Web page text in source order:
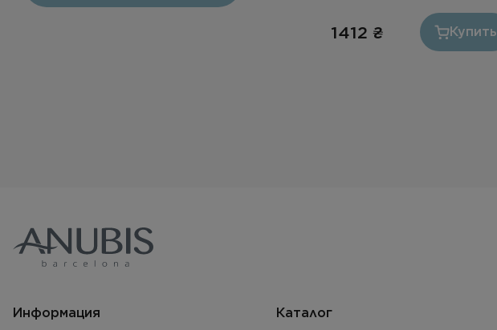
1412 ₴ Купить
Информация Каталог